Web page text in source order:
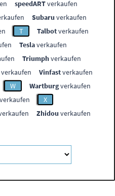
speedARTverkaufen
Subaru verkaufen
T Talbotverkaufen
Teslaverkaufen
Triumphverkaufen
verkaufen Vinfastverkaufen
W Wartburgverkaufen
verkaufen
X
Zhidou verkaufen